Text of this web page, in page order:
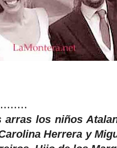
arras los niños
Herrera y